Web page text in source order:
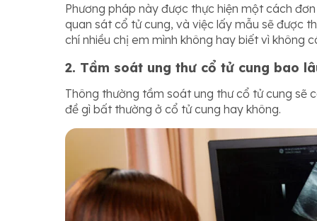
Phương pháp này được thực hiện một cách
quan sát cổ tử cung, và việc lấy mẫu sẽ được
chí nhiều chị em mình không hay biết vì không
2. Tầm soát ung thư cổ tử cung bao
Thông thường tầm soát ung thư cổ tử cung sẽ
đề gì bất thường ở cổ tử cung hay không.